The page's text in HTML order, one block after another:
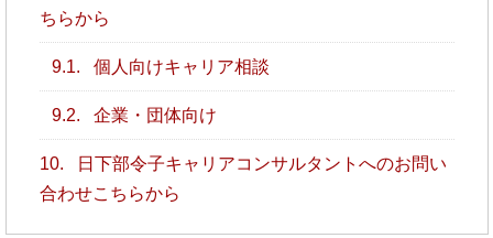
ちらから
9.1. 個人向けキャリア相談
9.2. 企業・団体向け
10.
日下部令子キャリアコンサルタントへのお問い
合わせこちらから